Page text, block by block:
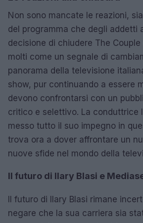
Non sono mancate le reazioni,
del programma che degli addetti
decisione di chiudere The
molti come un segnale di
panorama della televisione
show, pur continuando a essere
devono confrontarsi con un
critico e selettivo. La conduttrice
messo tutto il suo impegno in
trova ora a dover affrontare un
nuove sfide nel mondo della
Il futuro di Ilary Blasi e
Il futuro di Ilary Blasi rimane
negare che la sua carriera sia